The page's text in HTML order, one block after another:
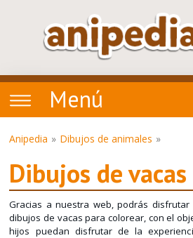
Menú
Anipedia Dibujos de animales
Dibujos de vacas
Gracias a nuestra web, podrás
dibujos de vacas para colorear, con el
hijos puedan disfrutar de la